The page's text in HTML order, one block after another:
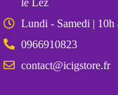
Lundi - Samedi | 10h
0966910823
contact@icigstore.fr